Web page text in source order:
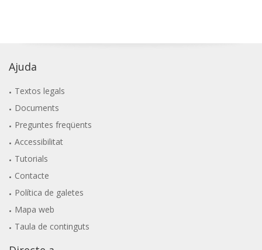
Ajuda
Textos legals
Documents
Preguntes freqüents
Accessibilitat
Tutorials
Contacte
Política de galetes
Mapa web
Taula de continguts